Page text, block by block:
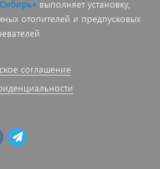
выполняет установку,
отопителей и предпусковых
соглашение